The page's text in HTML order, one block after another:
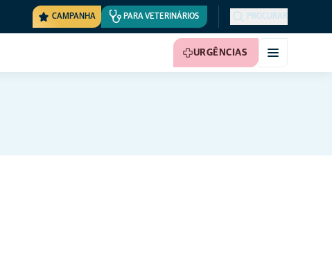
CAMPANHA PARA VETERINÁRIOS PROCURAR
URGÊNCIAS